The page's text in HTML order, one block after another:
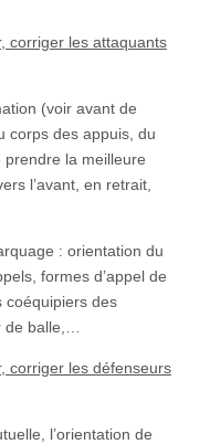
corriger les attaquants
(voir avant de
corps des appuis, du
prendre la meilleure
l’avant, en retrait,
: orientation du
formes d’appel de
coéquipiers des
balle,…
corriger les défenseurs
l’orientation de